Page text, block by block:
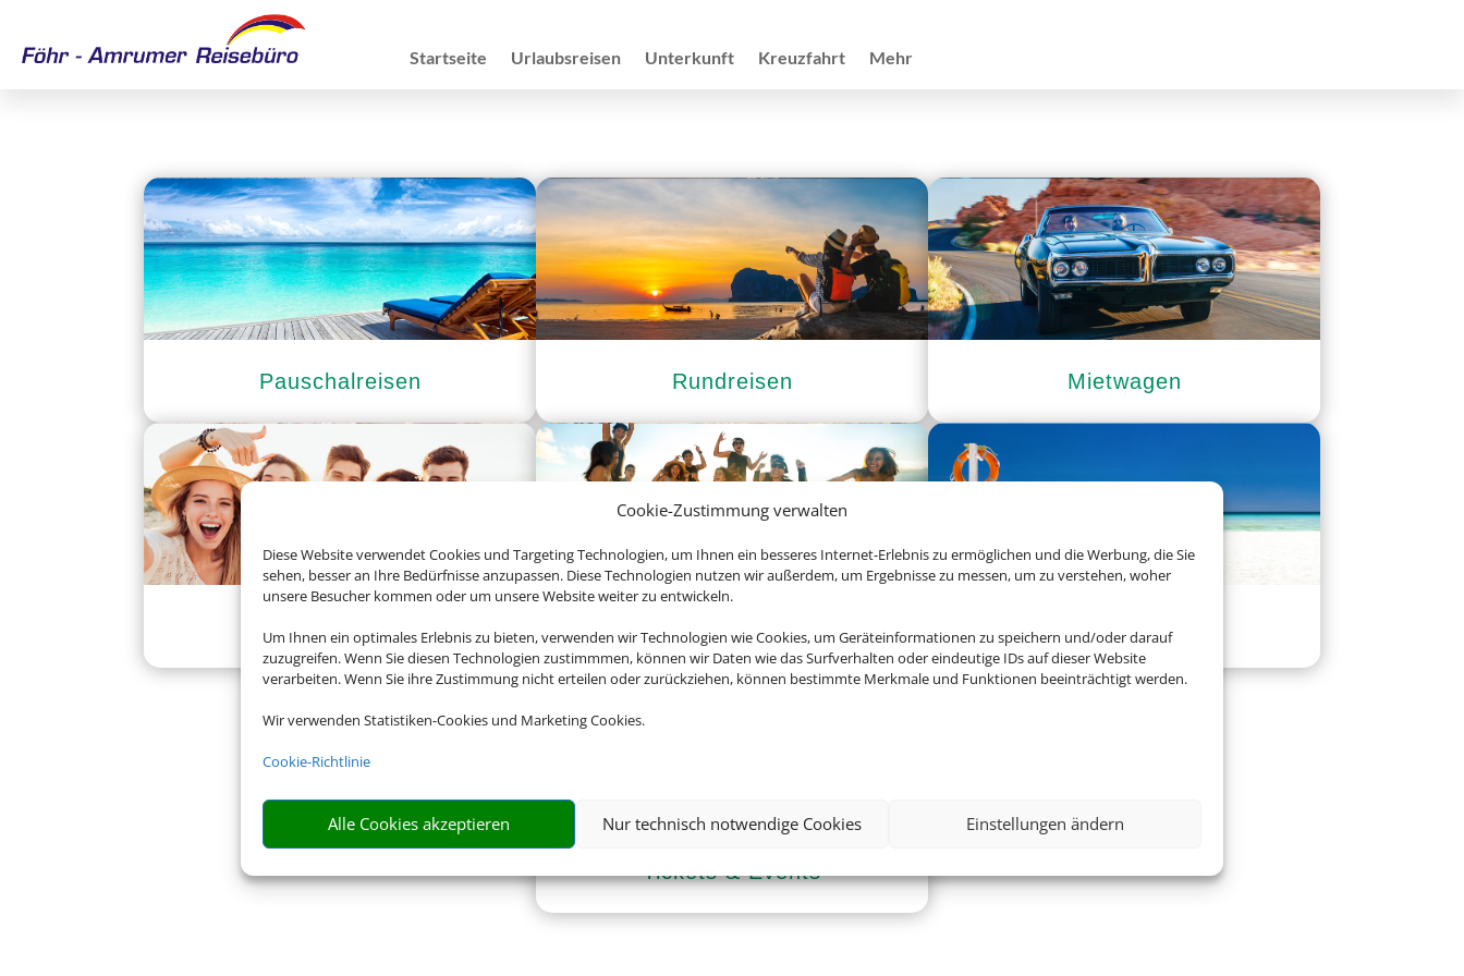
Cookie-Zustimmung verwalten
Diese Website verwendet Cookies und Targeting Technologien, um Ihnen ein besseres Internet-Erlebnis zu ermöglichen und die Werbung, die Sie
sehen, besser an Ihre Bedürfnisse anzupassen. Diese Technologien nutzen wir außerdem, um Ergebnisse zu messen, um zu verstehen, woher
unsere Besucher kommen oder um unsere Website weiter zu entwickeln.
Um Ihnen ein optimales Erlebnis zu bieten, verwenden wir Technologien wie Cookies, um Geräteinformationen zu speichern und/oder darauf
zuzugreifen. Wenn Sie diesen Technologien zustimmmen, können wir Daten wie das Surfverhalten oder eindeutige IDs auf dieser Website
verarbeiten. Wenn Sie ihre Zustimmung nicht erteilen oder zurückziehen, können bestimmte Merkmale und Funktionen beeinträchtigt werden.
Wir verwenden Statistiken-Cookies und Marketing Cookies.
Cookie-Richtlinie
Alle Cookies akzeptieren Nur technisch notwendige Cookies Einstellungen ändern
Startseite Urlaubsreisen Unterkunft Kreuzfahrt Mehr
Pauschalreisen Rundreisen Mietwagen
Klassenfahrten Gruppenreisen Versicherung
Tickets & Events